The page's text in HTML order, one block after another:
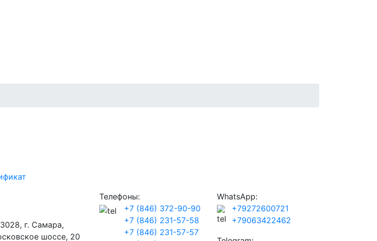
г. Самара,
шоссе, 20
Телефоны:
+7 (846) 372-90-90
+7 (846) 231-57-58
+7 (846) 231-57-57
WhatsApp:
+79272600721
+79063422462